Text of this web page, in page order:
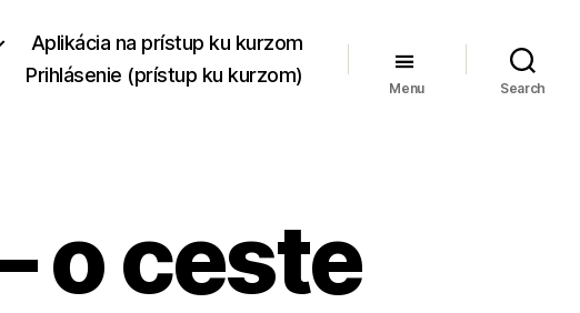
Aplikácia na prístup ku kurzom
Prihlásenie (prístup ku kurzom)
Menu Search
o ceste